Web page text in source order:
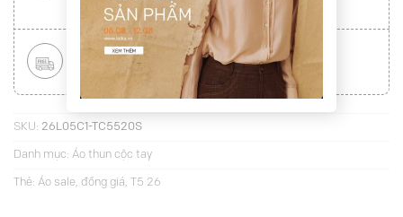
Xem chi tiết)
MIỄN PHÍ VẬN CHUYỂN TOÀN QUỐC
Áp dụng với hóa đơn từ 300.000Đ Xem chi tiết
SKU: 26L05C1-TC5520S
Danh mục: Áo thun cộc tay
Thẻ: Áo sale, đồng giá, T5 26